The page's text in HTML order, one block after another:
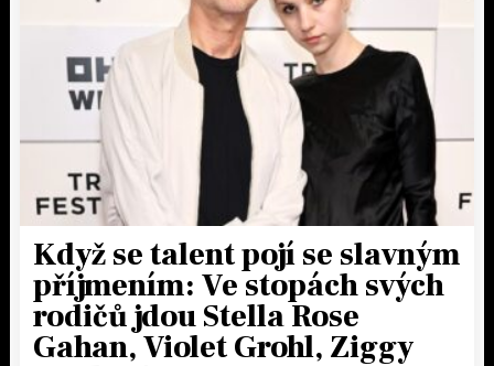
Když se talent pojí se slavným
příjmením: Ve stopách svých
rodičů jdou Stella Rose
Gahan, Violet Grohl, Ziggy